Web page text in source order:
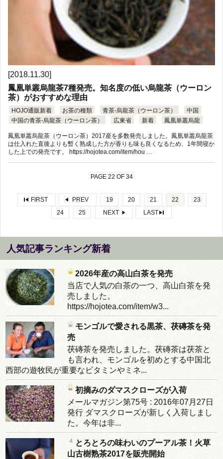
[2018.11.30]
鳳凰単叢烏龍茶7種発売。知名度の低い烏龍茶（ウーロン
茶）がおすすめな理由
HOJO通販新着 お茶の種類 青茶-烏龍茶（ウーロン茶）
中国
中国の青茶-烏龍茶（ウーロン茶）
広東省 新着 鳳凰単叢烏龍
鳳凰単叢烏龍茶（ウーロン茶）2017産を多数発売しました。鳳凰単叢烏龍茶
は仕入れた直後よりも暫く熟成した方が香りも味も良くなるため、1年間寝か
した上での発売です。 https://hojotea.com/item/hou …
PAGE 22 OF 34
FIRST PREV 19 20 21 22
23
24
25 NEXT LAST
人気記事ランキング新着
2026年産の高山白茶を発売
当店で人気の白茶の一つ、高山白茶を発
売しました。
https://hojotea.com/item/w3...
モンゴルで愛される黒茶、茯磚茶を発
売
茯磚茶を発売しました。茯磚茶は茯茶と
も言われ、モンゴルを初めとする中国北
西部の遊牧民が重要なビタミンやミネ...
初摘みのダマスクローズが入荷
メールマガジン第75号 : 2016年07月27日
発行 ダマスクローズが新しく入荷しまし
た。今年は非...
とろとろの味わいのプーアル茶！火草
山古樹熟茶2017を販売開始